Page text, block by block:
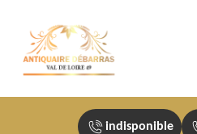
indisponible